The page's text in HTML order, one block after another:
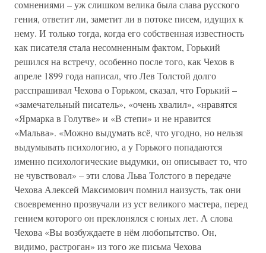
сомнениями – уж слишком велика была слава русского
гения, ответит ли, заметит ли в потоке писем, идущих к
нему. И только тогда, когда его собственная известность
как писателя стала несомненным фактом, Горький
решился на встречу, особенно после того, как Чехов в
апреле 1899 года написал, что Лев Толстой долго
расспрашивал Чехова о Горьком, сказал, что Горький –
«замечательный писатель», «очень хвалил», «нравятся
«Ярмарка в Голутве» и «В степи» и не нравится
«Мальва». «Можно выдумать всё, что угодно, но нельзя
выдумывать психологию, а у Горького попадаются
именно психологические выдумки, он описывает то, что
не чувствовал» – эти слова Льва Толстого в передаче
Чехова Алексей Максимович помнил наизусть, так они
своевременно прозвучали из уст великого мастера, перед
гением которого он преклонялся с юных лет. А слова
Чехова «Вы возбуждаете в нём любопытство. Он,
видимо, растроган» из того же письма Чехова